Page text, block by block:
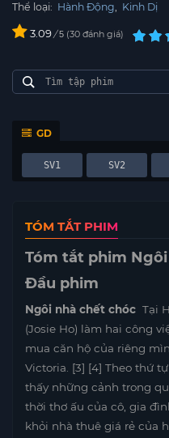
Thể loại: Hành Động, Kinh Dị
3.09/ 5 30 đánh giá
GD
SV1 SV2
TÓM TẮT PHIM
Tóm tắt phim
Đầu phim
Ngôi nhà chết chóc Tại
(Josie Ho) làm hai công
mua căn hộ của riêng
Victoria. [3] [4] Theo thứ
thấy những cảnh trong
thời thơ ấu của cô, gia
khỏi nhà thuê giá rẻ của